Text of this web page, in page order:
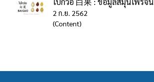
2 ก.ย. 2562
(Content)